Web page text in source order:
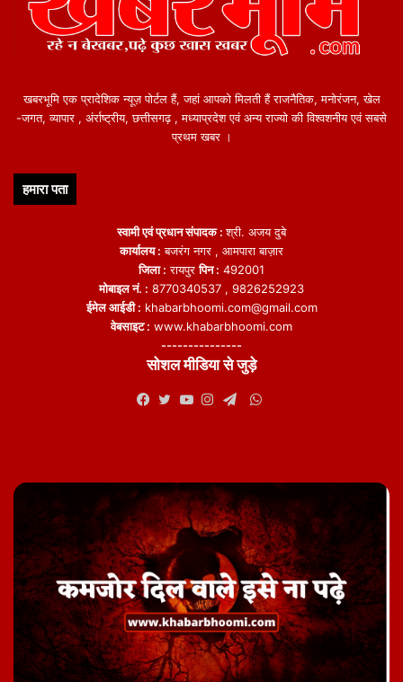
खबरभूमि एक प्रादेशिक न्यूज़ पोर्टल हैं, जहां आपको मिलती हैं राजनैतिक, मनोरंजन, खेल
-जगत, व्यापार , अंर्राष्ट्रीय, छत्तीसगढ़ , मध्याप्रदेश एवं अन्य राज्यो की विश्वशनीय एवं सबसे
प्रथम खबर ।
हमारा पता
स्वामी एवं प्रधान संपादक :श्री. अजय दुबे
कार्यालय : बजरंग नगर , आमपारा बाज़ार
जिला : रायपुरपिन : 492001
मोबाइल नं. : 8770340537 , 9826252923
ईमेल आईडी : khabarbhoomi.com@gmail.com
वेबसाइट : www.khabarbhoomi.com
---------------
सोशल मीडिया से जुड़े
WhatsApp